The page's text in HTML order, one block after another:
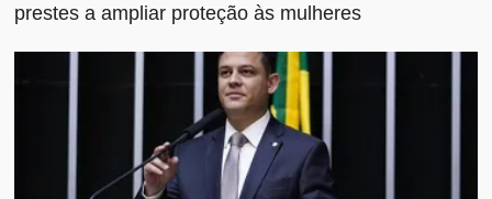
prestes a ampliar proteção às mulheres